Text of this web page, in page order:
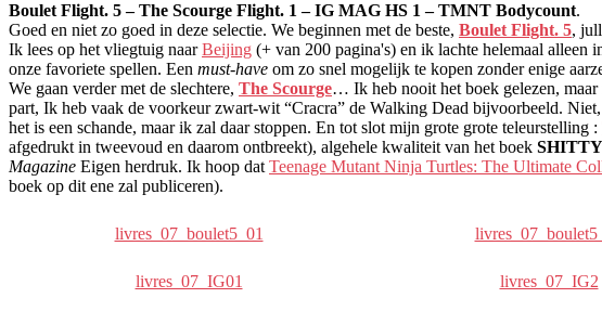
Boulet Flight. 5 – The Scourge Flight. 1 – IG MAG HS 1 – TMNT Bodycount.
Goed en niet zo goed in deze selectie. We beginnen met de beste, Boulet Flight. 5,
Ik lees op het vliegtuig naarBeijing (+ van 200 pagina's) en ik lachte helemaal alleen
onze favoriete spellen. Een must-have om zo snel mogelijk te kopen zonder enige
We gaan verder met de slechtere, The Scourge… Ik heb nooit het boek gelezen,
part, Ik heb vaak de voorkeur zwart-wit “Cracra” de Walking Dead bijvoorbeeld.
het is een schande, maar ik zal daar stoppen. En tot slot mijn grote grote teleurstelling :
afgedrukt in tweevoud en daarom ontbreekt), algehele kwaliteit van het boek SHITTY
Magazine Eigen herdruk. Ik hoop datTeenage Mutant Ninja Turtles: The Ultimate
boek op dit ene zal publiceren).
livres_07_boulet5_01
livres_07_IG01 livres_07_IG2